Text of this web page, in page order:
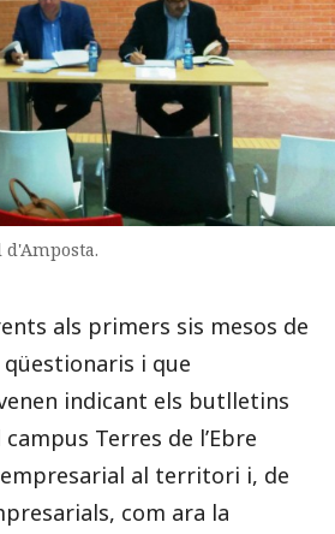
als primers sis mesos de
qüestionaris i que
indicant els butlletins
Terres de l’Ebre
empresarial al territori i, de
com ara la